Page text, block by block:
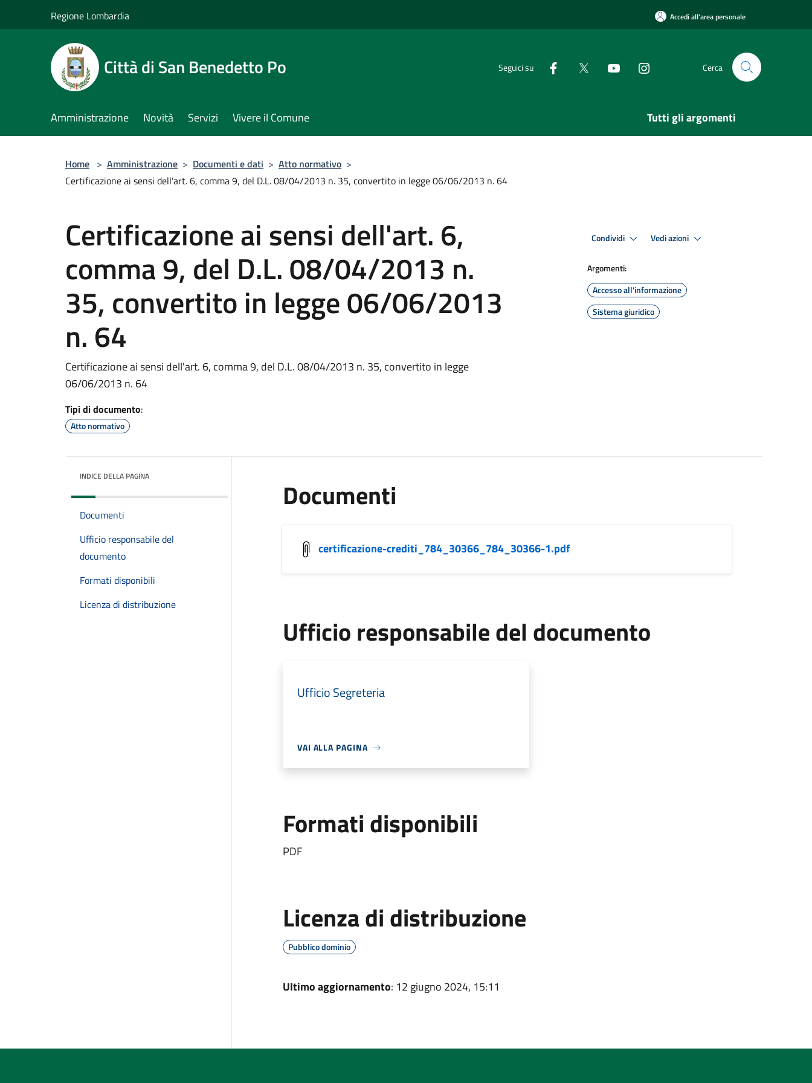
Regione Lombardia Accedi all'area personale
Città di San Benedetto Po Seguici su Cerca
Amministrazione Novità Servizi Vivere il Comune Tutti gli argomenti
Home > Amministrazione > Documenti e dati > Atto normativo >
Certificazione ai sensi dell'art. 6, comma 9, del D.L. 08/04/2013 n. 35, convertito in legge 06/06/2013 n. 64
Certificazione ai sensi dell'art. 6,
comma 9, del D.L. 08/04/2013 n.
35, convertito in legge 06/06/2013
n. 64
Certificazione ai sensi dell'art. 6, comma 9, del D.L. 08/04/2013 n. 35, convertito in legge
06/06/2013 n. 64
Tipi di documento:
Atto normativo
Condividi Vedi azioni
Argomenti:
Accesso all'informazione
Sistema giuridico
INDICE DELLA PAGINA
Documenti
Ufficio responsabile del
documento
Formati disponibili
Licenza di distribuzione
Documenti
certificazione-crediti_784_30366_784_30366-1.pdf
Ufficio responsabile del documento
Ufficio Segreteria
VAI ALLA PAGINA
Formati disponibili
PDF
Licenza di distribuzione
Pubblico dominio
Ultimo aggiornamento: 12 giugno 2024, 15:11